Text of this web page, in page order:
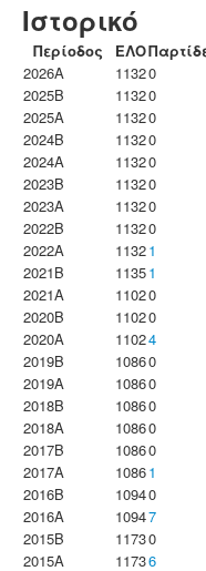
Ιστορικό
Περίοδος ΕΛΟ
2026A
11320
2025B
11320
2025A
11320
2024B
11320
2024A
11320
2023B
11320
2023Α
11320
2022B
11320
2022A
11321
2021B
11351
2021A
11020
2020B
11020
2020A
11024
2019B
10860
2019A
10860
2018B
10860
2018A
10860
2017B
10860
2017A
10861
2016B
10940
2016A
10947
2015B
11730
2015A
11736